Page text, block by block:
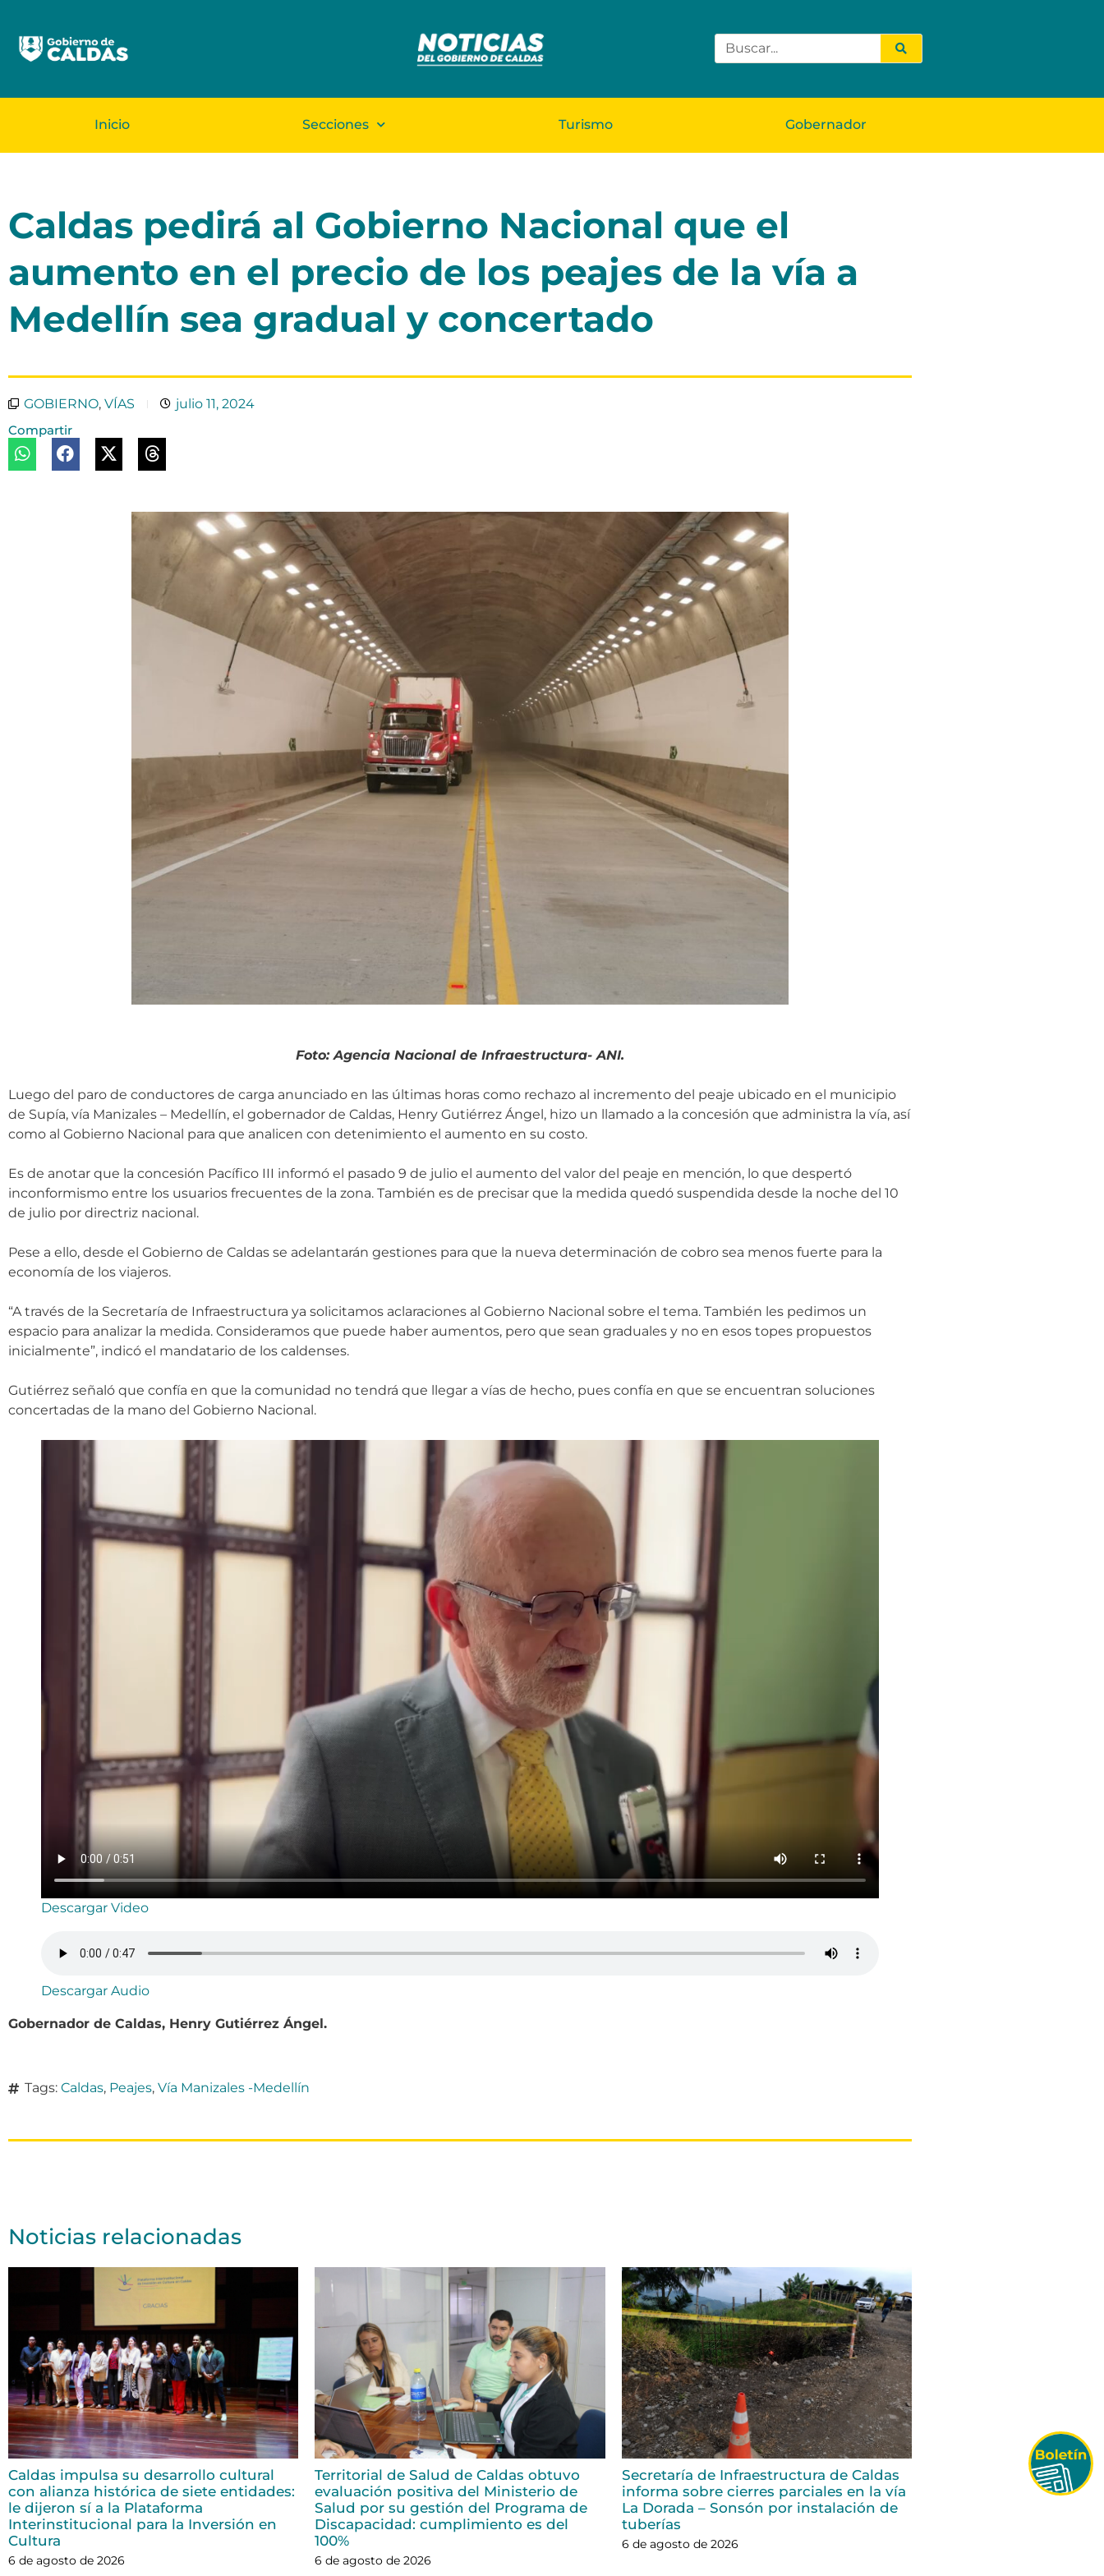
Inicio Secciones Turismo Gobernador
Caldas pedirá al Gobierno Nacional que el
aumento en el precio de los peajes de la vía a
Medellín sea gradual y concertado
GOBIERNO, VÍAS
julio 11, 2024
Compartir
Foto: Agencia Nacional de Infraestructura- ANI.
Luego del paro de conductores de carga anunciado en las últimas horas como rechazo al incremento del peaje ubicado en el municipio
de Supía, vía Manizales – Medellín, el gobernador de Caldas, Henry Gutiérrez Ángel, hizo un llamado a la concesión que administra la vía, así
como al Gobierno Nacional para que analicen con detenimiento el aumento en su costo.
Es de anotar que la concesión Pacífico III informó el pasado 9 de julio el aumento del valor del peaje en mención, lo que despertó
inconformismo entre los usuarios frecuentes de la zona. También es de precisar que la medida quedó suspendida desde la noche del 10
de julio por directriz nacional.
Pese a ello, desde el Gobierno de Caldas se adelantarán gestiones para que la nueva determinación de cobro sea menos fuerte para la
economía de los viajeros.
“A través de la Secretaría de Infraestructura ya solicitamos aclaraciones al Gobierno Nacional sobre el tema. También les pedimos un
espacio para analizar la medida. Consideramos que puede haber aumentos, pero que sean graduales y no en esos topes propuestos
inicialmente”, indicó el mandatario de los caldenses.
Gutiérrez señaló que confía en que la comunidad no tendrá que llegar a vías de hecho, pues confía en que se encuentran soluciones
concertadas de la mano del Gobierno Nacional.
Descargar Video
Descargar Audio
Gobernador de Caldas, Henry Gutiérrez Ángel.
Tags: Caldas, Peajes, Vía Manizales -Medellín
Noticias relacionadas
Caldas impulsa su desarrollo cultural
con alianza histórica de siete entidades:
le dijeron sí a la Plataforma
Interinstitucional para la Inversión en
Cultura
6 de agosto de 2026
Territorial de Salud de Caldas obtuvo
evaluación positiva del Ministerio de
Salud por su gestión del Programa de
Discapacidad: cumplimiento es del
100%
6 de agosto de 2026
Secretaría de Infraestructura de Caldas
informa sobre cierres parciales en la vía
La Dorada – Sonsón por instalación de
tuberías
6 de agosto de 2026